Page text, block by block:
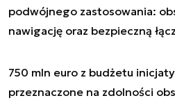
podwójnego zastosowania:
nawigację oraz bezpieczną
750 mln euro z budżetu
przeznaczone na zdolności